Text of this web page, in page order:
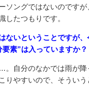
ソングではないのです
したつもりです。
いということですが、
素”は入っていますか？
自分のなかでは雨が降
りやすいので、そうい